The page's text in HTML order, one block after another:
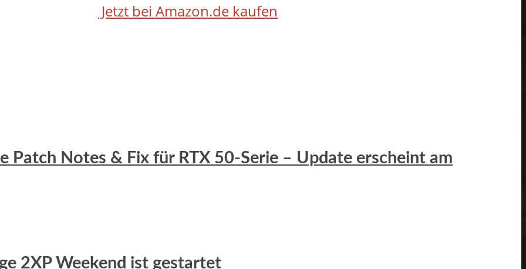
Jetzt bei Amazon.de kaufen
Patch Notes & Fix für RTX 50-Serie – Update erscheint am
2XP Weekend ist gestartet